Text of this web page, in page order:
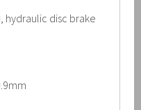
hydraulic disc brake